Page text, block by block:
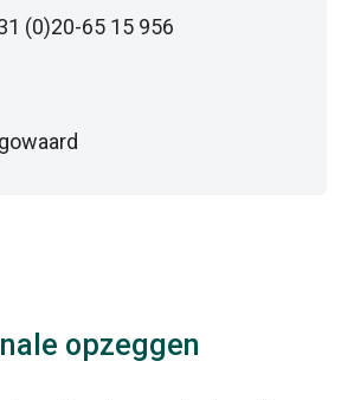
(0)20-65 15 956
opzeggen